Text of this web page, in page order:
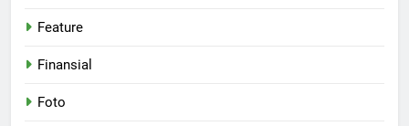
Feature
Finansial
Foto